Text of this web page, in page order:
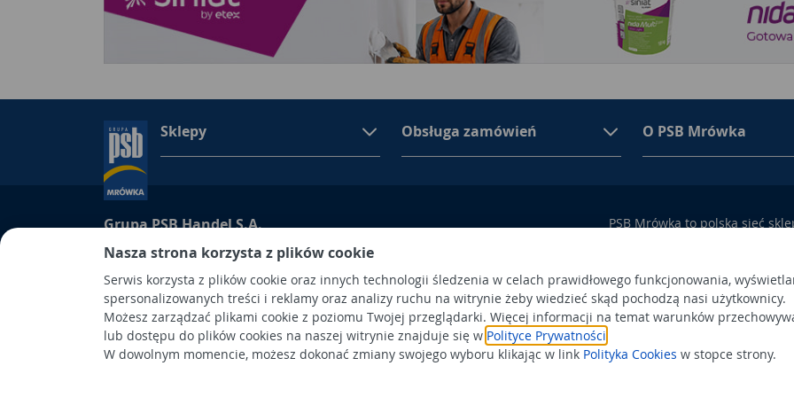
Nasza strona korzysta z plików cookie
Serwis korzysta z plików cookie oraz innych technologii śledzenia w celach prawidłowego funkcjonowania,
spersonalizowanych treści i reklamy oraz analizy ruchu na witrynie żeby wiedzieć skąd pochodzą nasi użytkownicy.
Możesz zarządzać plikami cookie z poziomu Twojej przeglądarki. Więcej informacji na temat warunków
lub dostępu do plików cookies na naszej witrynie znajduje się w Polityce Prywatności
W dowolnym momencie, możesz dokonać zmiany swojego wyboru klikając w link Polityka Cookies w stopce strony.
Sklepy Obsługa zamówień O PSB Mrówka
Grupa PSB Handel S.A.
Grupa PSB Handel S.A., siedziba: Wełecz 142, 28-100 Busko-Zdrój
Kielcach
pod nr KRS 0000661047, NIP 6551974439, REGON 366438684,
kapitał wpłacony: 53.275.000,00 zł. Spółka posiada status dużego przedsiębiorcy.
PSB Mrówka to polska sieć
także artykuły związane z
Obowiązek